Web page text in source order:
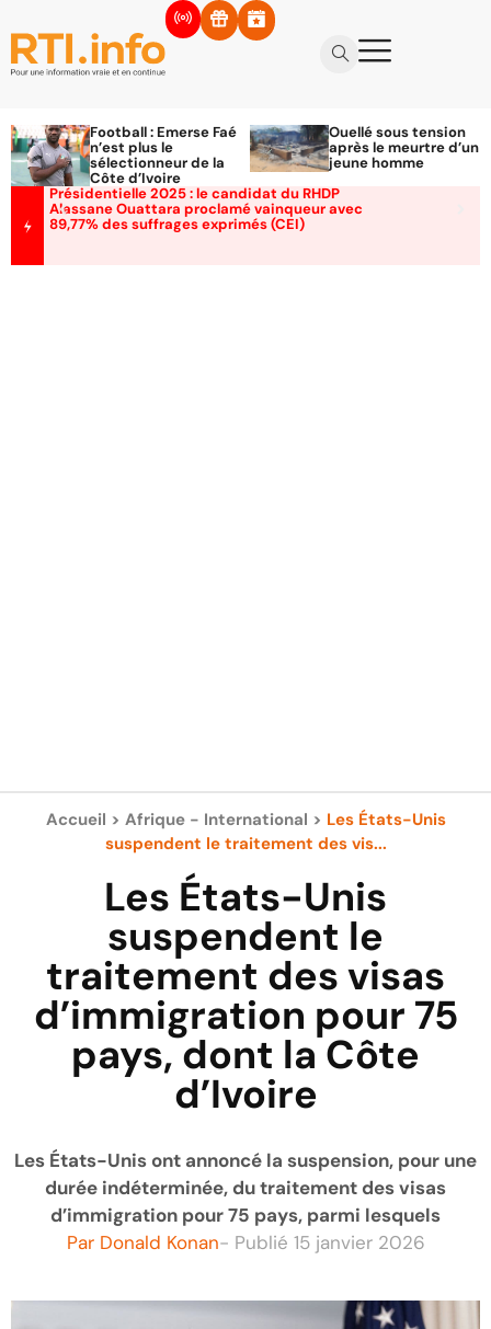
Football : Emerse Faé
n’est plus le
sélectionneur de la
Côte d’Ivoire
Ouellé sous tension
après le meurtre d’un
jeune homme
Présidentielle 2025 : le candidat du RHDP
Alassane Ouattara proclamé vainqueur avec
89,77% des suffrages exprimés (CEI)
Accueil > Afrique - International > Les États-Unis
suspendent le traitement des vis...
Les États-Unis
suspendent le
traitement des visas
d’immigration pour 75
pays, dont la Côte
d’Ivoire
Les États-Unis ont annoncé la suspension, pour une
durée indéterminée, du traitement des visas
d’immigration pour 75 pays, parmi lesquels
Par Donald Konan- Publié 15 janvier 2026